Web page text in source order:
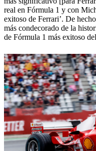
real en Fórmula 1 y con
exitoso de Ferrari’. De
más condecorado de la
de Fórmula 1 más exitoso